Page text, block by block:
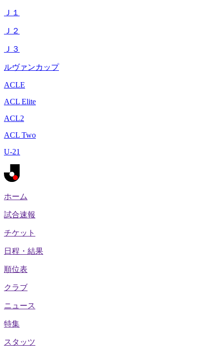
Ｊ１
Ｊ２
Ｊ３
ルヴァンカップ
ACLE
ACL Elite
ACL2
ACL Two
U-21
ホーム
試合速報
チケット
日程・結果
順位表
クラブ
ニュース
特集
スタッツ